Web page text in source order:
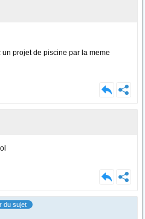
projet de piscine par la meme
du sujet